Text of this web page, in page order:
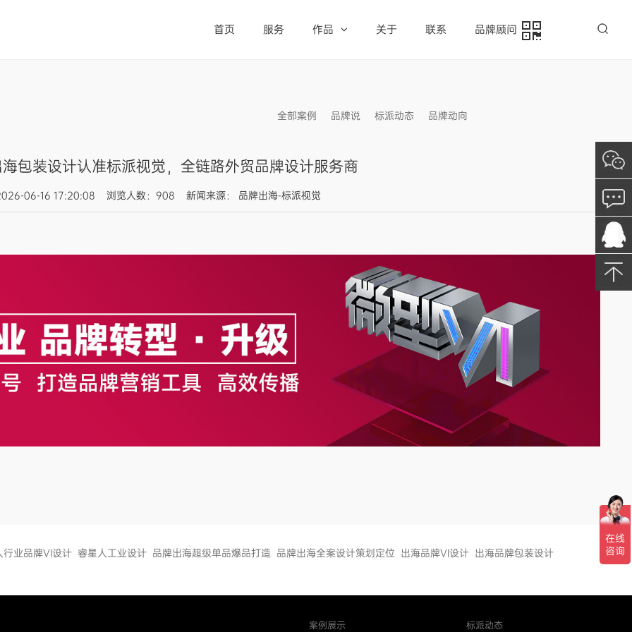
首页 服务 作品 关于 联系 品牌顾问
全部案例 品牌说 标派动态 品牌动向
包装设计认准标派视觉，全链路外贸品牌设计服务商
06-16 17:20:08 浏览人数：908 新闻来源： 品牌出海-标派视觉
行业品牌VI设计 睿星人工业设计 品牌出海超级单品爆品打造 品牌出海全案设计策划定位 出海品牌VI设计 出海品牌包装设计
案例展示 标派动态